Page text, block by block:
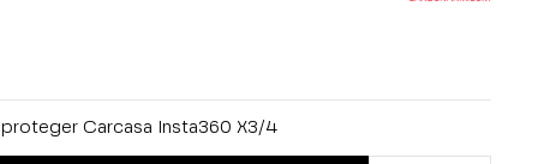
Carcasa Insta360 X3/4